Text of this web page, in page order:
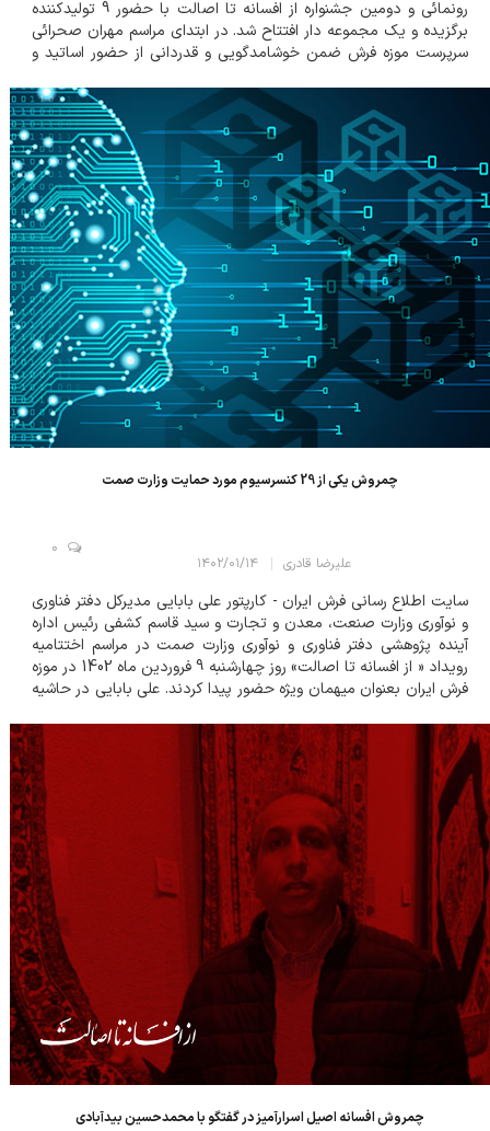
رونمائی و دومین جشنواره از افسانه تا اصالت با حضور 9 تولیدکننده
برگزیده و یک مجموعه دار افتتاح شد. در ابتدای مراسم مهران صحرائی
سرپرست موزه فرش ضمن خوشامدگویی و قدردانی از حضور اساتید و
چمروش یکی از 29 کنسرسیوم مورد حمایت وزارت صمت
علیرضا قادری ۱۴۰۲/۰۱/۱۴
0
سایت اطلاع رسانی فرش ایران - کارپتور علی بابایی مدیرکل دفتر فناوری
و نوآوری وزارت صنعت، معدن و تجارت و سید قاسم کشفی رئیس اداره
آینده پژوهشی دفتر فناوری و نوآوری وزارت صمت در مراسم اختتامیه
رویداد « از افسانه تا اصالت» روز چهارشنبه 9 فروردین ماه 1402 در موزه
فرش ایران بعنوان میهمان ویژه حضور پیدا کردند. علی بابایی در حاشیه
چمروش افسانه اصیل اسرارآمیز در گفتگو با محمدحسین بیدآبادی